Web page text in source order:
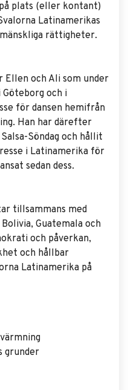
plats (eller kontant)
Latinamerikas
rättigheter.
och Ali som under
Göteborg och i
för dansen hemifrån
Han har därefter
Söndag och hållit
i Latinamerika för
sedan dess.
tillsammans med
Guatemala och
och påverkan,
och hållbar
Latinamerika på
grunder